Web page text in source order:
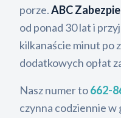
porze.ABC
od ponad 30 lat i
kilkanaście minut po
dodatkowych opłat
Nasz numer to662-
czynna codziennie w